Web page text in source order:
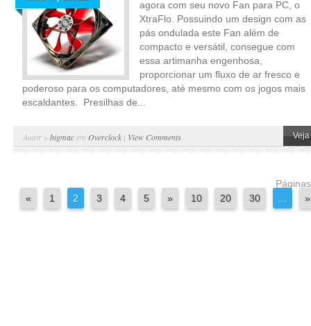
agora com seu novo Fan para PC, o
XtraFlo. Possuindo um design com as
pás ondulada este Fan além de
compacto e versátil, consegue com
essa artimanha engenhosa,
proporcionar um fluxo de ar fresco e
poderoso para os computadores, até mesmo com os jogos mais
escaldantes. Presilhas de...
Autor »bigmacem Overclock | View Comments
«
1 2 3 4 5 » 10 20 30 »